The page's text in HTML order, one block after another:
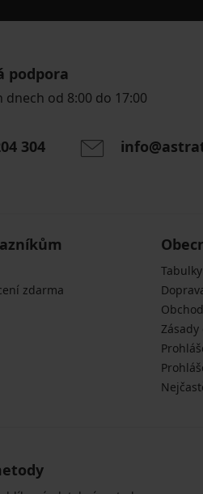
podpora
dnech od 8:00 do 17:00
304
zdarma